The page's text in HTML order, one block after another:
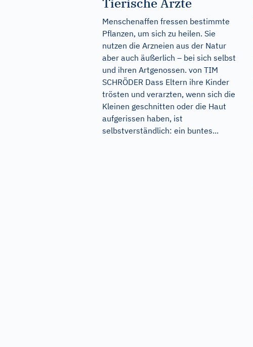
Menschenaffen fressen bestimmte
Pflanzen, um sich zu heilen. Sie
nutzen die Arzneien aus der Natur
aber auch äußerlich – bei sich selbst
und ihren Artgenossen. von TIM
SCHRÖDER Dass Eltern ihre Kinder
trösten und verarzten, wenn sich die
Kleinen geschnitten oder die Haut
aufgerissen haben, ist
selbstverständlich: ein buntes...